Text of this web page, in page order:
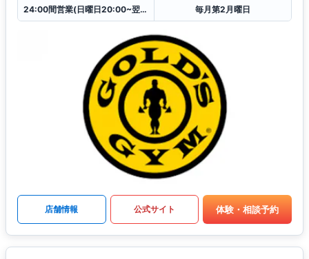
24:00間営業(日曜日20:00~翌日月曜日7:00はクローズ)
毎月第2月曜日
店舗情報 公式サイト 体験・相談予約